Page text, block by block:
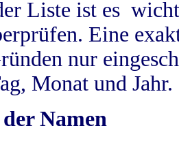
Liste ist es
Eine
nur
Monat und Jahr.
Namen